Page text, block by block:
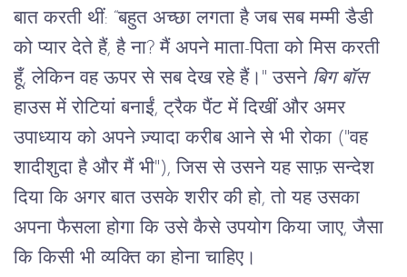
बात करती थीं: “बहुत अच्छा लगता है जब सब मम्मी डैडी
को प्यार देते हैं, है ना? मैं अपने माता-पिता को मिस करती
हूँ, लेकिन वह ऊपर से सब देख रहे हैं। " उसने बिग बॉस
हाउस में रोटियां बनाईं, ट्रैक पैंट में दिखीं और अमर
उपाध्याय को अपने ज़्यादा करीब आने से भी रोका ("वह
शादीशुदा है और मैं भी"), जिस से उसने यह साफ़ सन्देश
दिया कि अगर बात उसके शरीर की हो, तो यह उसका
अपना फैसला होगा कि उसे कैसे उपयोग किया जाए, जैसा
कि किसी भी व्यक्ति का होना चाहिए।